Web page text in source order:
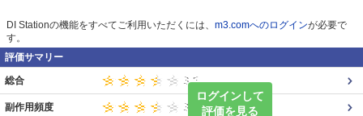
DI Stationの機能をすべてご利用いただくには、 m3.comへのログインが必要で
す。
評価サマリー
ログインして
評価を見る
総合
副作用頻度